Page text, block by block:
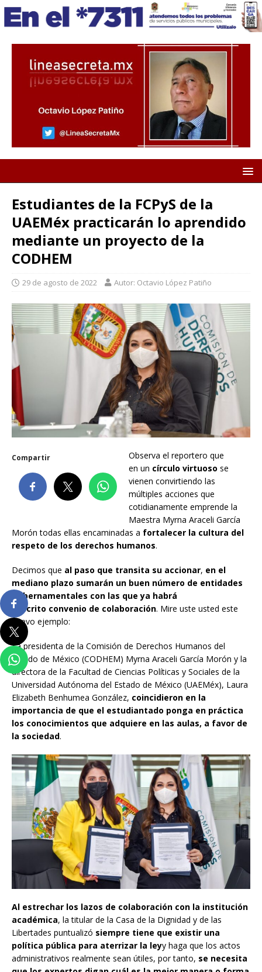
Estudiantes de la FCPyS de la
UAEMéx practicarán lo aprendido
mediante un proyecto de la
CODHEM
29 de agosto de 2022 Autor: Octavio López Patiño
Compartir
Observa el reportero que
en un círculo virtuoso se
vienen convirtiendo las
múltiples acciones que
cotidianamente emprende la
Maestra Myrna Araceli García
Morón todas ellas encaminadas a fortalecer la cultura del
respeto de los derechos humanos.
Decimos que al paso que transita su accionar, en el
mediano plazo sumarán un buen número de entidades
gubernamentales con las que ya habrá
suscrito convenio de colaboración. Mire uste usted este
nuevo ejemplo:
La presidenta de la Comisión de Derechos Humanos del
Estado de México (CODHEM) Myrna Araceli García Morón y la
directora de la Facultad de Ciencias Políticas y Sociales de la
Universidad Autónoma del Estado de México (UAEMéx), Laura
Elizabeth Benhumea González, coincidieron en la
importancia de que el estudiantado ponga en práctica
los conocimientos que adquiere en las aulas, a favor de
la sociedad.
Al estrechar los lazos de colaboración con la institución
académica, la titular de la Casa de la Dignidad y de las
Libertades puntualizó siempre tiene que existir una
política pública para aterrizar la leyy haga que los actos
administrativos realmente sean útiles, por tanto, se necesita